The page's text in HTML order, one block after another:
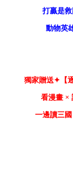
打贏是救
動物英
獨家贈送✦【
看漫畫 ×
一邊讀三